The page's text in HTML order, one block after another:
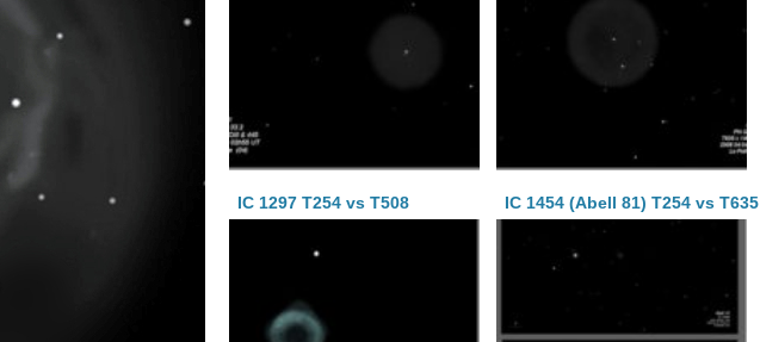
IC 1297 T254 vs T508 IC 1454 (Abell 81) T254 vs T635